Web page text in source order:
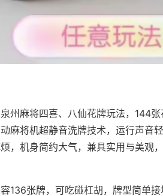
州麻将四喜、八仙花牌玩法，144张
麻将机超静音洗牌技术，运行声音
，机身简约大气，兼具实用与美观，
136张牌，可吃碰杠胡，牌型简单